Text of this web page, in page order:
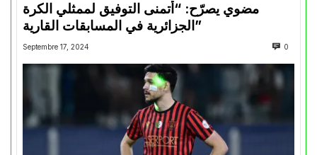
مضوي يصرّح: “أتمنى التوفيق لممثلي الكرة
الجزائرية في المسابقات القارية”
Septembre 17, 2024 0